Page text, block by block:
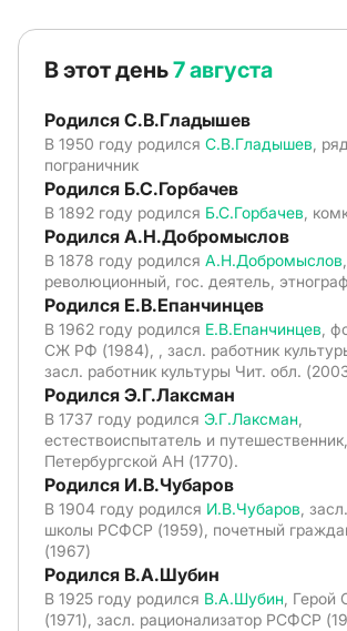
В этот день7 августа
Родился С.В.Гладышев
В 1950 году родился С.В.Гладышев ,
пограничник
Родился Б.С.Горбачев
В 1892 году родился Б.С.Горбачев ,
Родился А.Н.Добромыслов
В 1878 году родился А.Н.Добромыслов
революционный, гос. деятель,
Родился Е.В.Епанчинцев
В 1962 году родился Е.В.Епанчинцев ,
СЖ РФ (1984), , засл. работник
засл. работник культуры Чит. обл.
Родился Э.Г.Лаксман
В 1737 году родился Э.Г.Лаксман
естествоиспытатель и
Петербургской АН (1770).
Родился И.В.Чубаров
В 1904 году родился И.В.Чубаров ,
школы РСФСР (1959), почетный
(1967)
Родился В.А.Шубин
В 1925 году родился В.А.Шубин , Герой
(1971), засл. рационализатор РСФСР